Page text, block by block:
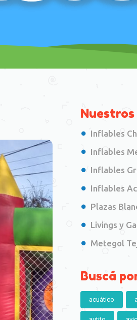
Inflables
Inflables
Inflables
Inflables
Plazas
Livings y
Metegol
Buscá
acuático